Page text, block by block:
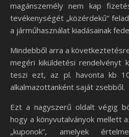
magánszemély nem kap
tevékenységét „közérdekű”
a járműhasználat kiadásainak
Mindebből arra a
megéri kiküldetési rendelvényt
teszi ezt, az pl. havonta kb
alkalmazottanként saját zsebből.
Ezt a nagyszerű oldalt végig
hogy a könyvutalványok mellett
„kuponok”, amelyek